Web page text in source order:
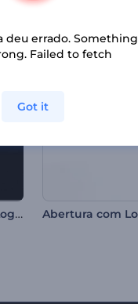
Apresentação de Logo - 3D em Relevo
deu errado. Something
Failed to fetch
Got it